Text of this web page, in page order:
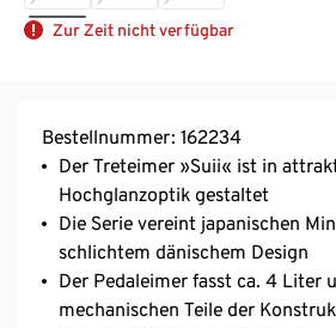
Zur Zeit nicht verfügbar
Bestellnummer: 162234
Der Treteimer »Suii« ist in
Hochglanzoptik gestaltet
Die Serie vereint japanischen
schlichtem dänischem Design
Der Pedaleimer fasst ca. 4 Liter
mechanischen Teile der